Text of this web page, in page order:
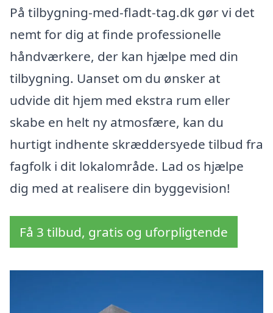
På tilbygning-med-fladt-tag.dk gør vi det
nemt for dig at finde professionelle
håndværkere, der kan hjælpe med din
tilbygning. Uanset om du ønsker at
udvide dit hjem med ekstra rum eller
skabe en helt ny atmosfære, kan du
hurtigt indhente skræddersyede tilbud fra
fagfolk i dit lokalområde. Lad os hjælpe
dig med at realisere din byggevision!
Få 3 tilbud, gratis og uforpligtende